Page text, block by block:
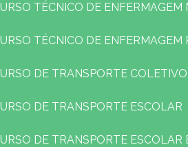
CURSO TÉCNICO DE
CURSO TÉCNICO DE ENFERMAGEM
CURSO DE TRANSPORTE
CURSO DE TRANSPORTE ESCOLAR
CURSO DE TRANSPORTE